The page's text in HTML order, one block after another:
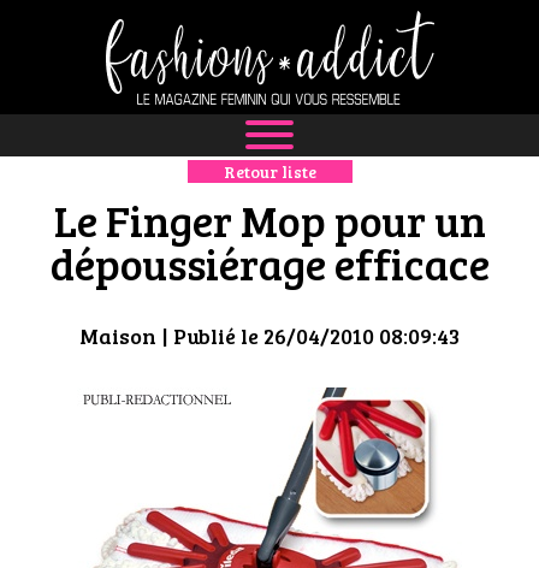
NEWS
MODE
BOUTIQUE
CULTURE
HIGH TECH
Retour liste
Le Finger Mop pour un
dépoussiérage efficace
Maison | Publié le 26/04/2010 08:09:43